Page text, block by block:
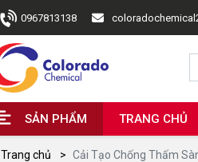
0967813138
SẢN PHẨM TRANG CHỦ
Trang chủ Cải Tạo Chống Thấm